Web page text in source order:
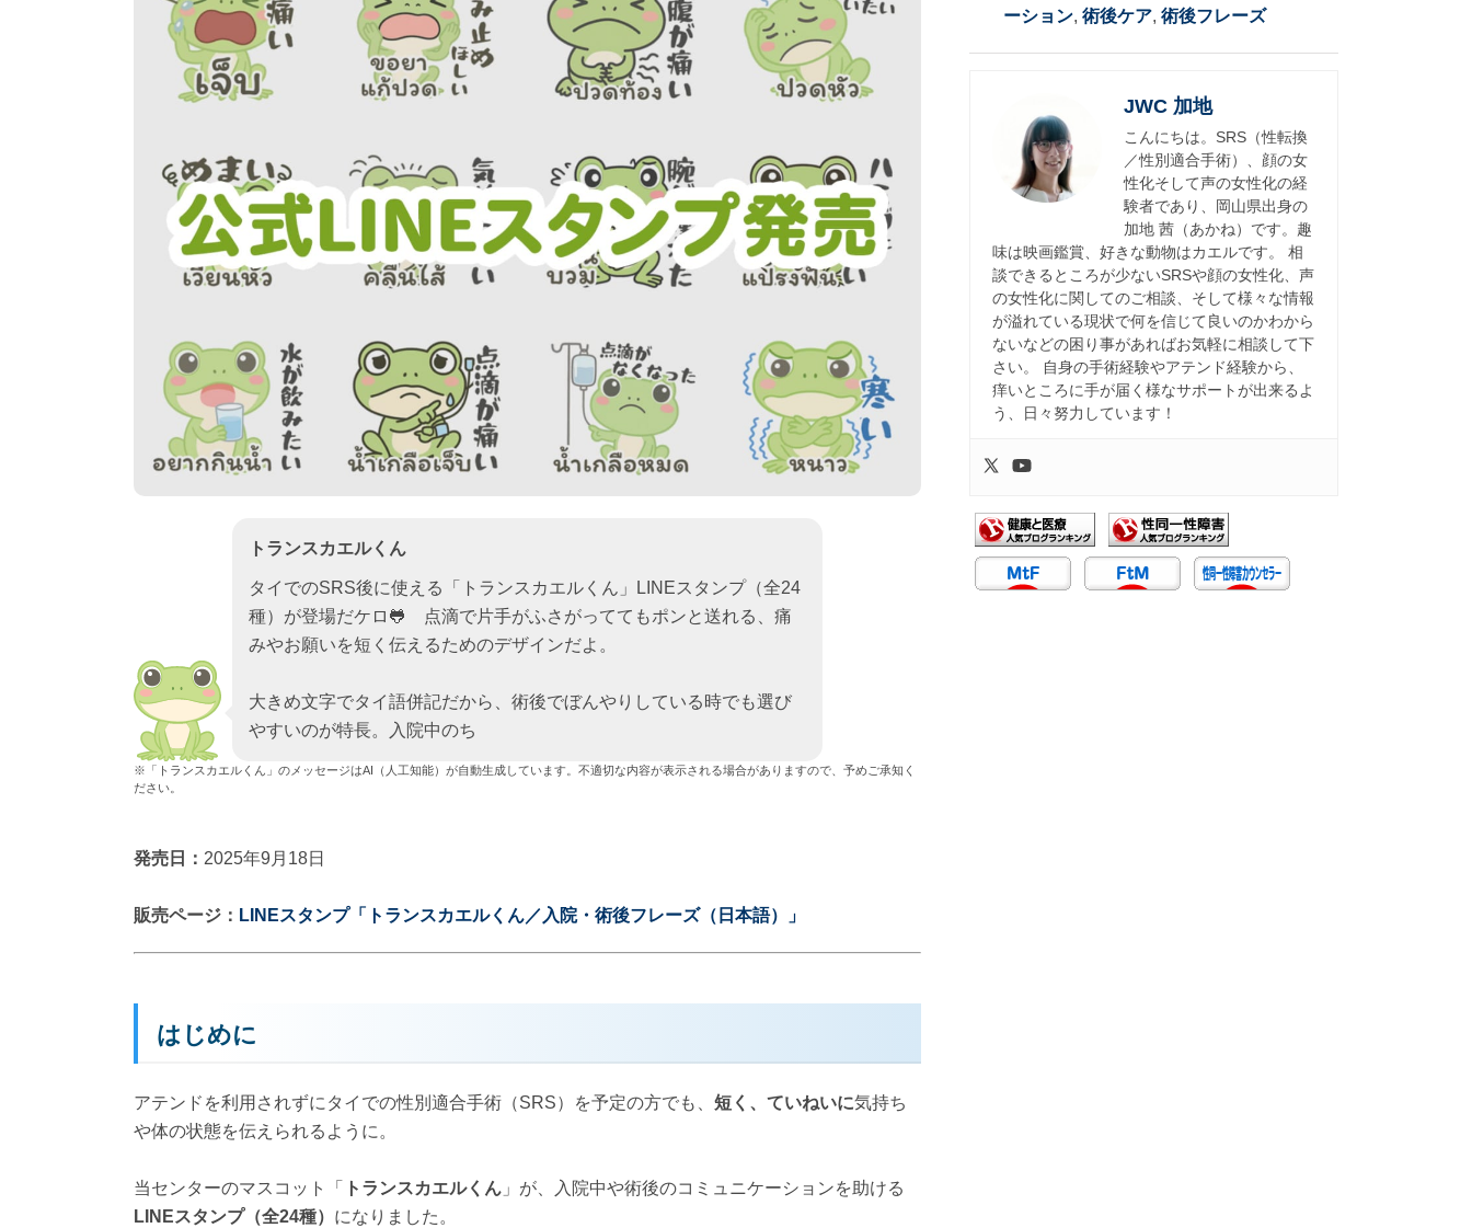
トランスカエルくん
タイでのSRS後に使える「トランスカエルくん」LINEスタンプ（全24
種）が登場だケロ🐸 点滴で片手がふさがっててもポンと送れる、痛
みやお願いを短く伝えるためのデザインだよ。
大きめ文字でタイ語併記だから、術後でぼんやりしている時でも選び
やすいのが特長。入院中のちょっとした依頼や気持ちの代弁に役立つ
※「トランスカエルくん」のメッセージはAI（人工知能）が自動生成しています。不適切な内容が表示される場合がありますので、予めご承知く
販売ページ： LINEスタンプ「トランスカエルくん／入院・術後フレーズ（日本語）」
はじめに
アテンドを利用されずにタイでの性別適合手術（SRS）を予定の方でも、 短く、ていねいに気持ち
や体の状態を伝えられるように。
ーション, 術後ケア, 術後フレーズ
JWC 加地
こんにちは。SRS（性転換
／性別適合手術）、顔の女
性化そして声の女性化の経
験者であり、岡山県出身の
加地 茜（あかね）です。趣
味は映画鑑賞、好きな動物はカエルです。 相
談できるところが少ないSRSや顔の女性化、声
の女性化に関してのご相談、そして様々な情報
が溢れている現状で何を信じて良いのかわから
ないなどの困り事があればお気軽に相談して下
さい。 自身の手術経験やアテンド経験から、
痒いところに手が届く様なサポートが出来るよ
う、日々努力しています！